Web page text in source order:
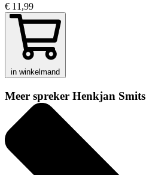
€ 11,99
in winkelmand
Meer spreker Henkjan Smits